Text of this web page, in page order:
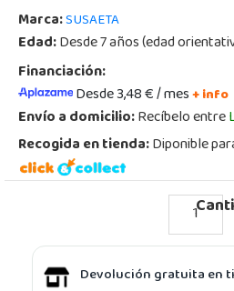
Marca:SUSAETA
Edad:Desde 7 años (edad
Financiación:
Desde 3,48 € / mes+ info
Envío a domicilio:Recíbelo entre
Recogida en tienda:Diponible
Devolución gratuita en